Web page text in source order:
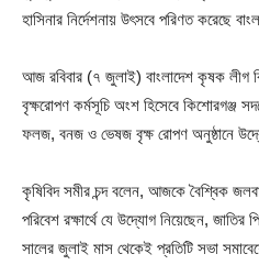
হাসিনার নির্দেশনায় উৎসবে পরিণত করেছে
আজ রবিবার (৭ জুলাই) বাংলাদেশ কৃষক লীগ
বৃক্ষরোপণ কর্মসূচি অংশ হিসেবে কিশোরগঞ্জ
ফলজ, বনজ ও ভেষজ বৃক্ষ রোপণ অনুষ্ঠানে
কৃষিবিদ সমীর চন্দ বলেন, আজকে বৈশ্বিক
পরিবেশ রক্ষার্থে যে উদ্যোগ নিয়েছেন,
সালের জুলাই মাস থেকেই প্রতিটি সভা